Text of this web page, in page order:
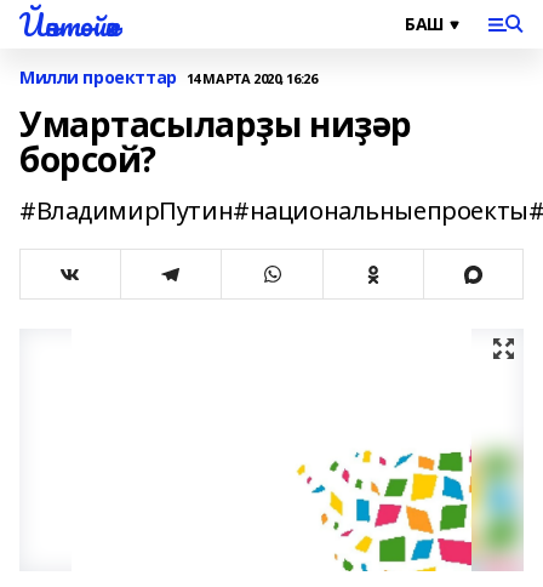
Йәнтөйәк
Милли проекттар 14 МАРТА 2020, 16:26
Умартасыларҙы ниҙәр
борсой?